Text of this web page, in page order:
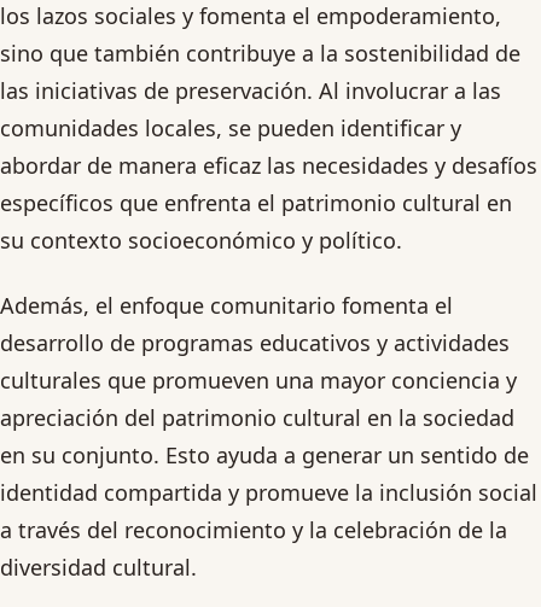
los lazos sociales y fomenta el empoderamiento,
sino que también contribuye a la sostenibilidad de
las iniciativas de preservación. Al involucrar a las
comunidades locales, se pueden identificar y
abordar de manera eficaz las necesidades y desafíos
específicos que enfrenta el patrimonio cultural en
su contexto socioeconómico y político.
Además, el enfoque comunitario fomenta el
desarrollo de programas educativos y actividades
culturales que promueven una mayor conciencia y
apreciación del patrimonio cultural en la sociedad
en su conjunto. Esto ayuda a generar un sentido de
identidad compartida y promueve la inclusión social
a través del reconocimiento y la celebración de la
diversidad cultural.